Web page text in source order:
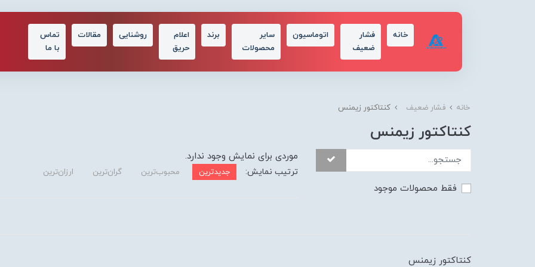
خانه
فشار
ضعیف
اتوماسیون
سایر
محصولات
برند
اعلام
حریق
روشنایی مقالات
تماس
با ما
خانه فشار ضعیف کنتاکتور زیمنس
کنتاکتور زیمنس
فقط محصولات موجود
موردی برای نمایش وجود ندارد.
ترتیب نمایش: جدیدترین محبوب‌ترین گران‌ترین ارزان‌ترین
کنتاکتور زیمنس